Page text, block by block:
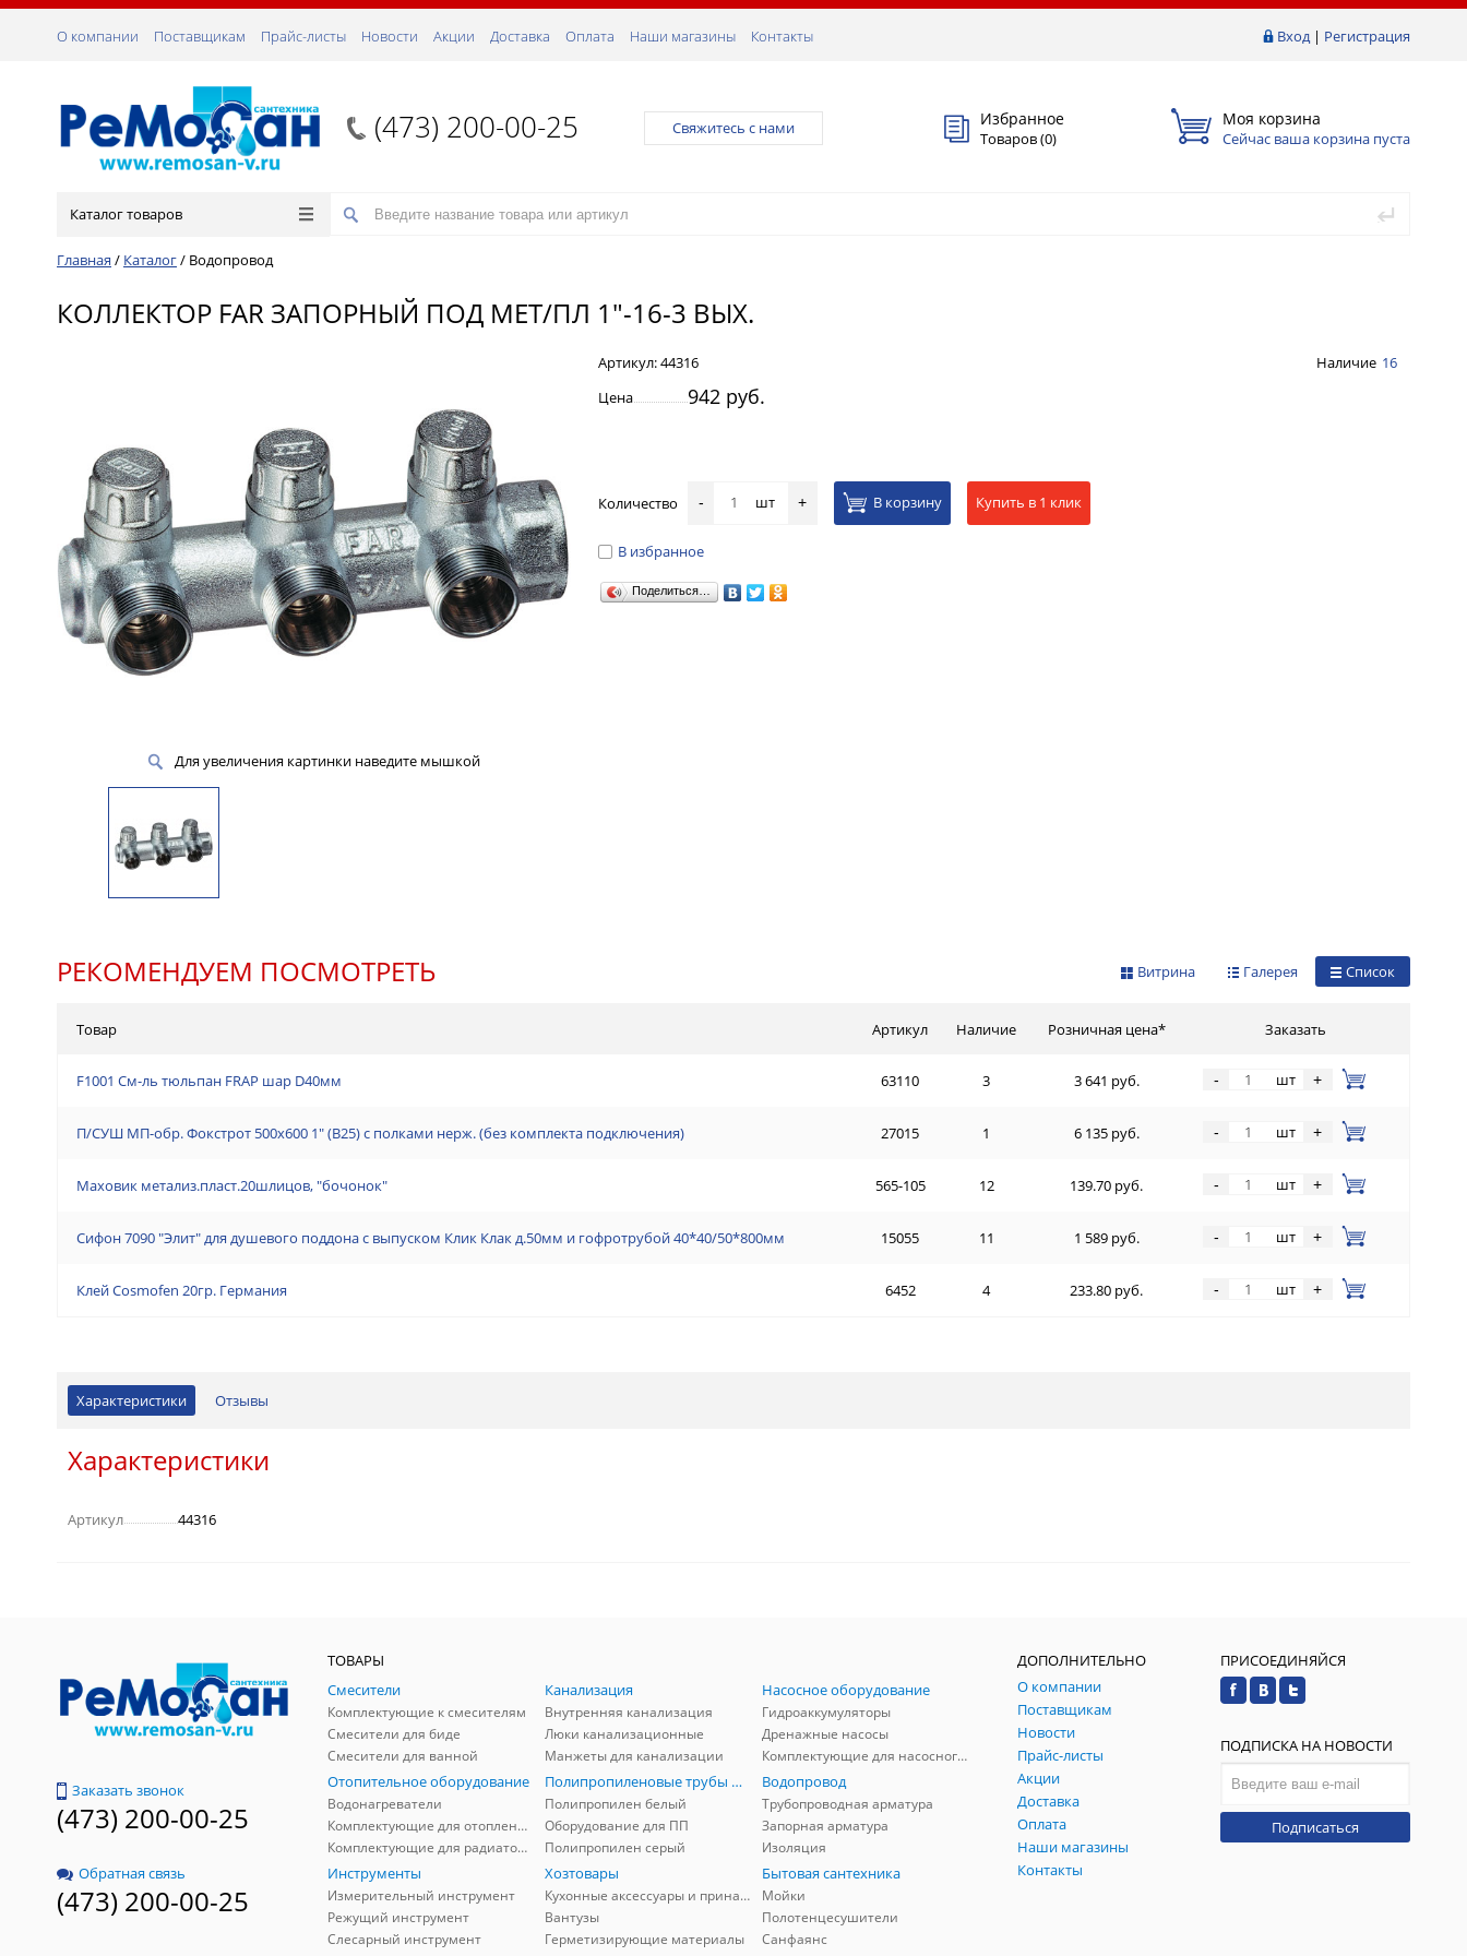
Вход| Регистрация
О компании Поставщикам Прайс-листы Новости Акции Доставка Оплата Наши магазины Контакты
(473) 200-00-25 Свяжитесь с нами Избранное
Товаров (0)
Моя корзина
Сейчас ваша корзина пуста
Каталог товаров
Главная / Каталог/ Водопровод
КОЛЛЕКТОР FAR ЗАПОРНЫЙ ПОД МЕТ/ПЛ 1"-16-3 ВЫХ.
Для увеличения картинки наведите мышкой
Артикул:44316 Наличие 16
Цена
942 руб.
Количество - шт + В корзину Купить в 1 клик
В избранное
Поделиться…
РЕКОМЕНДУЕМ ПОСМОТРЕТЬ Список
Галерея
Витрина
Товар Артикул Наличие Розничная цена* Заказать
F1001 См-ль тюльпан FRAP шар D40мм 63110 3 3 641 руб. - шт +
П/СУШ МП-обр. Фокстрот 500х600 1" (В25) с полками нерж. (без комплекта подключения) 27015 1 6 135 руб. - шт +
Маховик метализ.пласт.20шлицов, "бочонок" 565-105 12 139.70 руб. - шт +
Сифон 7090 "Элит" для душевого поддона с выпуском Клик Клак д.50мм и гофротрубой 40*40/50*800мм 15055 11 1 589 руб. - шт +
Клей Cosmofen 20гр. Германия 6452 4 233.80 руб. - шт +
Характеристики Отзывы
Характеристики
Артикул 44316
Заказать звонок
(473) 200-00-25
Обратная связь
(473) 200-00-25
ТОВАРЫ
Смесители
Комплектующие к смесителям
Смесители для биде
Смесители для ванной
Канализация
Внутренняя канализация
Люки канализационные
Манжеты для канализации
Насосное оборудование
Гидроаккумуляторы
Дренажные насосы
Комплектующие для насосного оборудования
Отопительное оборудование
Водонагреватели
Комплектующие для отопления
Комплектующие для радиаторов
Полипропиленовые трубы и фитинги
Полипропилен белый
Оборудование для ПП
Полипропилен серый
Водопровод
Трубопроводная арматура
Запорная арматура
Изоляция
Инструменты
Измерительный инструмент
Режущий инструмент
Слесарный инструмент
Хозтовары
Кухонные аксессуары и принадлежности
Вантузы
Герметизирующие материалы
Бытовая сантехника
Мойки
Полотенцесушители
Санфаянс
ДОПОЛНИТЕЛЬНО
О компании
Поставщикам
Новости
Прайс-листы
Акции
Доставка
Оплата
Наши магазины
Контакты
ПРИСОЕДИНЯЙСЯ
ПОДПИСКА НА НОВОСТИ
Подписаться